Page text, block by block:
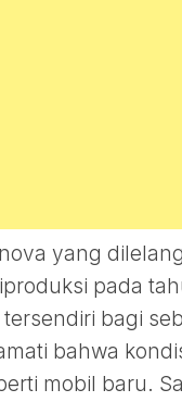
yang
pada
bagi
bahwa
mobil baru.